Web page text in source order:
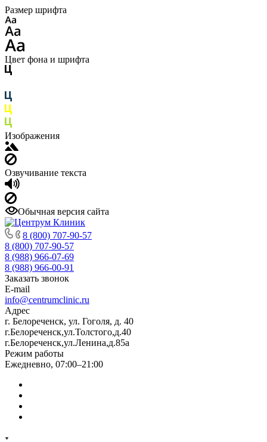
Размер шрифта
Цвет фона и шрифта
Изображения
Озвучивание текста
Обычная версия сайта
8 (800) 707-90-57
8 (800) 707-90-57
8 (988) 966-07-69
8 (988) 966-00-91
Заказать звонок
E-mail
info@centrumclinic.ru
Адрес
г. Белореченск, ул. Гоголя, д. 40
г.Белореченск,ул.Толстого,д.40
г.Белореченск,ул.Ленина,д.85а
Режим работы
Ежедневно, 07:00–21:00